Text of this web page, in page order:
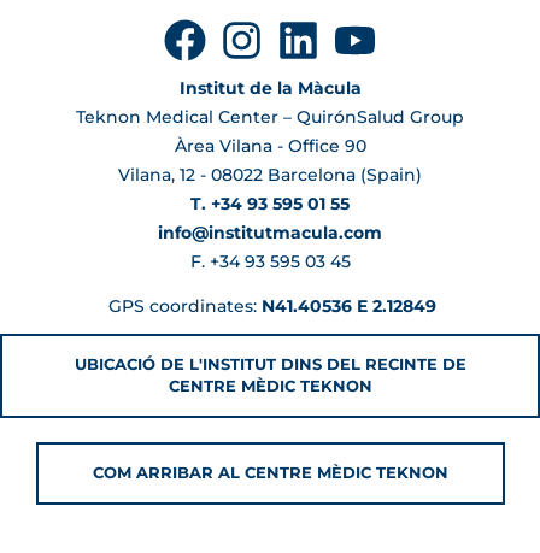
Institut de la Màcula
Teknon Medical Center – QuirónSalud Group
Àrea Vilana - Office 90
Vilana, 12 - 08022 Barcelona (Spain)
T. +34 93 595 01 55
info@institutmacula.com
F. +34 93 595 03 45
GPS coordinates: N41.40536 E 2.12849
UBICACIÓ DE L'INSTITUT DINS DEL RECINTE DE
CENTRE MÈDIC TEKNON
COM ARRIBAR AL CENTRE MÈDIC TEKNON